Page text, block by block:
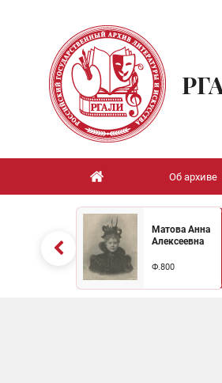
Об архиве
Матова Анна
Алексеевна
Ф.800